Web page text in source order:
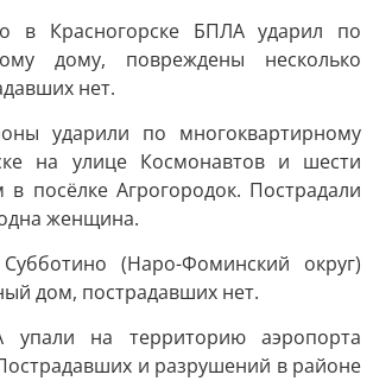
в Красногорске БПЛА ударил по
дому, повреждены несколько
нет.
ударили по многоквартирному
на улице Космонавтов и шести
посёлке Агрогородок. Пострадали
женщина.
(Наро-Фоминский округ)
дом, пострадавших нет.
на территорию аэропорта
и разрушений в районе